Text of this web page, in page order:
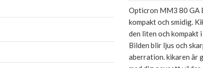
Opticron MM3 80 GA
kompakt och smidig.
den liten och kompakt
Bilden blir ljus och
aberration. kikaren är